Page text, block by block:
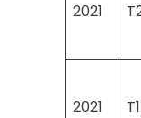
2021
2021 T1